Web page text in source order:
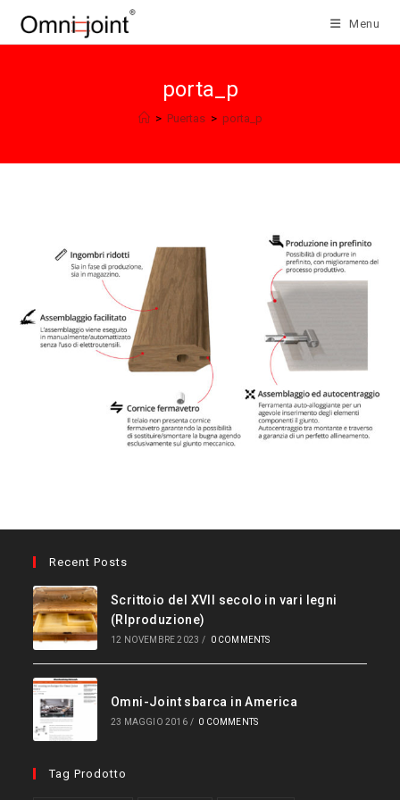
Menu
porta_p
> Puertas > porta_p
Recent Posts
Scrittoio del XVII secolo in vari legni
(RIproduzione)
12 NOVEMBRE 2023 / 0 COMMENTS
Omni-Joint sbarca in America
23 MAGGIO 2016 / 0 COMMENTS
Tag Prodotto